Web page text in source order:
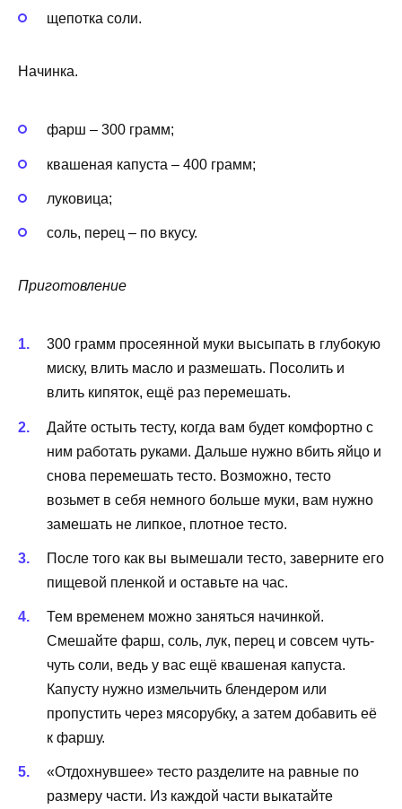
щепотка соли.
Начинка.
фарш – 300 грамм;
квашеная капуста – 400 грамм;
луковица;
соль, перец – по вкусу.
Приготовление
300 грамм просеянной муки высыпать в глубокую
миску, влить масло и размешать. Посолить и
влить кипяток, ещё раз перемешать.
Дайте остыть тесту, когда вам будет комфортно с
ним работать руками. Дальше нужно вбить яйцо и
снова перемешать тесто. Возможно, тесто
возьмет в себя немного больше муки, вам нужно
замешать не липкое, плотное тесто.
После того как вы вымешали тесто, заверните его
пищевой пленкой и оставьте на час.
Тем временем можно заняться начинкой.
Смешайте фарш, соль, лук, перец и совсем чуть-
чуть соли, ведь у вас ещё квашеная капуста.
Капусту нужно измельчить блендером или
пропустить через мясорубку, а затем добавить её
к фаршу.
«Отдохнувшее» тесто разделите на равные по
размеру части. Из каждой части выкатайте